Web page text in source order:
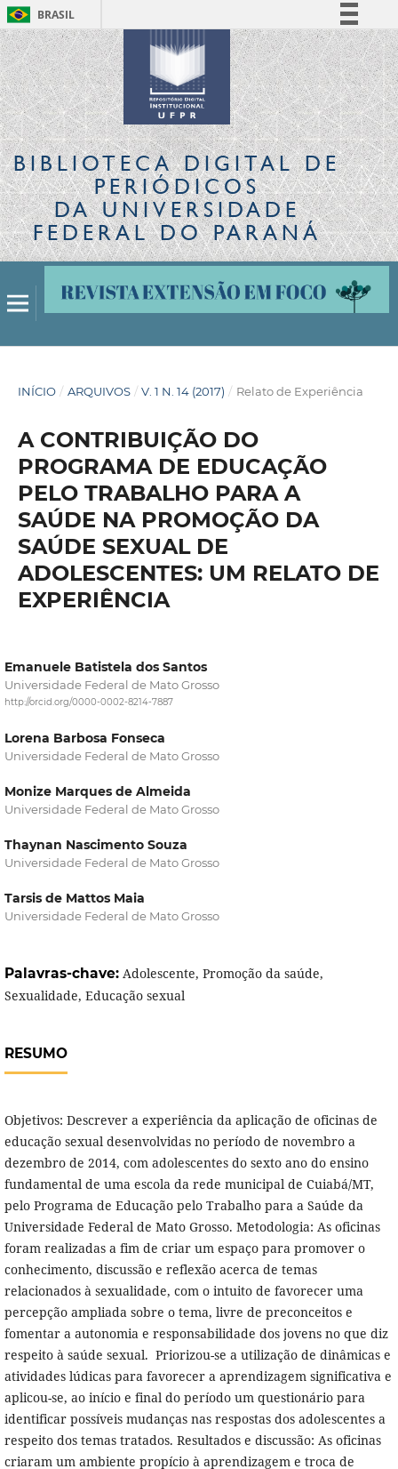
BRASIL
Simplifique!
Comunica BR
Participe
Acesso à informação
Legislação
Canais
BIBLIOTECA DIGITALDE
PERIÓDICOS
DA UNIVERSIDADE
FEDERAL DO PARANÁ
INÍCIO / ARQUIVOS / V. 1 N. 14 (2017) / Relato de Experiência
A CONTRIBUIÇÃO DO
PROGRAMA DE EDUCAÇÃO
PELO TRABALHO PARA A
SAÚDE NA PROMOÇÃO DA
SAÚDE SEXUAL DE
ADOLESCENTES: UM RELATO DE
EXPERIÊNCIA
Emanuele Batistela dos Santos
Universidade Federal de Mato Grosso
http://orcid.org/0000-0002-8214-7887
Lorena Barbosa Fonseca
Universidade Federal de Mato Grosso
Monize Marques de Almeida
Universidade Federal de Mato Grosso
Thaynan Nascimento Souza
Universidade Federal de Mato Grosso
Tarsis de Mattos Maia
Universidade Federal de Mato Grosso
Palavras-chave: Adolescente, Promoção da saúde,
Sexualidade, Educação sexual
RESUMO
Objetivos: Descrever a experiência da aplicação de oficinas de
educação sexual desenvolvidas no período de novembro a
dezembro de 2014, com adolescentes do sexto ano do ensino
fundamental de uma escola da rede municipal de Cuiabá/MT,
pelo Programa de Educação pelo Trabalho para a Saúde da
Universidade Federal de Mato Grosso. Metodologia: As oficinas
foram realizadas a fim de criar um espaço para promover o
conhecimento, discussão e reflexão acerca de temas
relacionados à sexualidade, com o intuito de favorecer uma
percepção ampliada sobre o tema, livre de preconceitos e
fomentar a autonomia e responsabilidade dos jovens no que diz
respeito à saúde sexual. Priorizou-se a utilização de dinâmicas e
atividades lúdicas para favorecer a aprendizagem significativa e
aplicou-se, ao início e final do período um questionário para
identificar possíveis mudanças nas respostas dos adolescentes a
respeito dos temas tratados. Resultados e discussão: As oficinas
criaram um ambiente propício à aprendizagem e troca de